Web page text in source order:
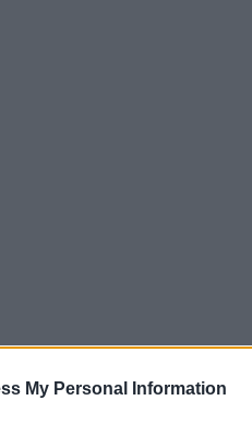
My Personal Information